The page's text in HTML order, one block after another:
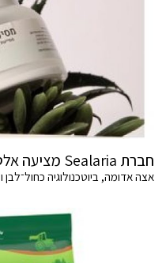
חברת Sealaria מציעה אלטרנטיבה מדעית לשוק הטיפוח
אצה אדומה, ביוטכנולוגיה